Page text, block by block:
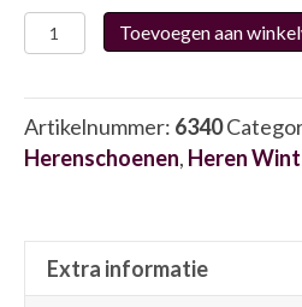
Xssensible
strectchwalker
6340
aantal
Toevoegen aan
Artikelnummer: 6340
Herenschoenen, Heren
Extra informatie